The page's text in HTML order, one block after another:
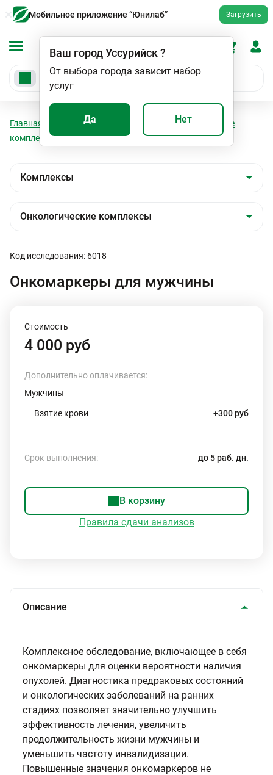
Мобильное приложение “Юнилаб” Загрузить
Ваш городУссурийск?
От выбора города зависит набор
услуг
Да Нет
Главная Анализы
Онкологические
комплексы
Онкомаркеры для мужчины
Код исследования: 6018
Онкомаркеры для мужчины
Стоимость
4 000 руб
Дополнительно оплачивается:
Мужчины
Взятие крови +300 руб
Срок выполнения: до 5 раб. дн.
В корзину
Правила сдачи анализов
Описание
Комплексное обследование, включающее в себя
онкомаркеры для оценки вероятности наличия
опухолей. Диагностика предраковых состояний
и онкологических заболеваний на ранних
стадиях позволяет значительно улучшить
эффективность лечения, увеличить
продолжительность жизни мужчины и
уменьшить частоту инвалидизации.
Повышенные значения онкомаркеров не